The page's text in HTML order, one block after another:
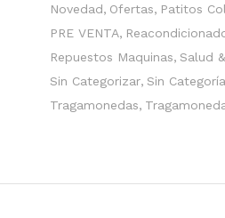
Novedad Ofertas Patitos
PRE VENTA
Repuestos Maquinas Salud
Sin Categorizar Sin Categoría
Tragamonedas